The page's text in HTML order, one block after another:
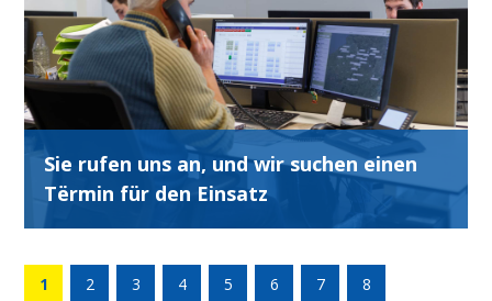
Sie rufen uns an, und wir suchen einen
Tërmin für den Einsatz
1 2 3 4 5 6 7 8